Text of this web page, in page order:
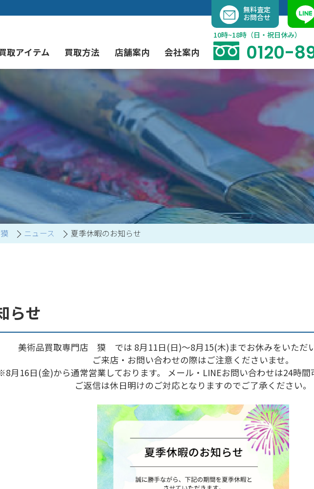
容
キ
ッ
プ
よくあるご質問
instagram
取アイテム
現代アート買取
茶道具買取 陶
彫刻・ブロンズ買取 美
工芸品買取 ジ
買取方法
出張買取（無料）
業者間オークション出品代行 催
店舗案内
大阪店
会社案内
当社の特徴
無料査定
お問合せ
10時~18時（日・祝日休み）
0120-
ニュース 夏季休暇のお知らせ
らせ
美術品買取専門店 獏 では 8月11日(日)～8月15(木)までお休みをいただい
ご来店・お問い合わせの際はご注意くださいませ。
月16日(金)から通常営業しております。 メール・LINEお問い合わせは24時間
ご返信は休日明けのご対応となりますのでご了承ください。